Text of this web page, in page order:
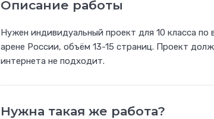
Описание работы
Нужен индивидуальный проект для 10 класса
арене России, объём 13-15 страниц. Проект
интернета не подходит.
Нужна такая же работа?